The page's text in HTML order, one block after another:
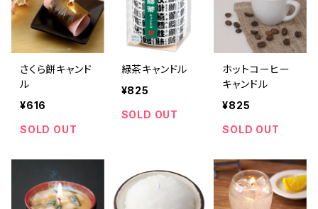
さくら餅キャンド
ル
¥616
SOLD OUT
緑茶キャンドル
¥825
SOLD OUT
ホットコーヒー
キャンドル
¥825
SOLD OUT